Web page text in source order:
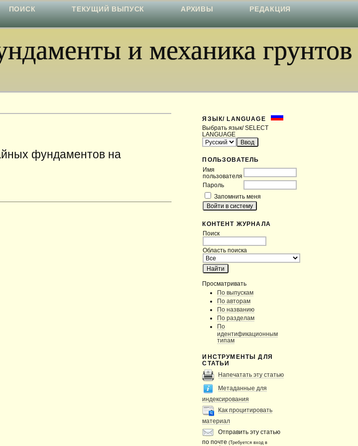
и механика грунтов
ЯЗЫК/ LANGUAGE
Выбрать язык/ SELECT
LANGUAGE
ПОЛЬЗОВАТЕЛЬ
Имя
пользователя
Пароль
Запомнить меня
КОНТЕНТ ЖУРНАЛА
Поиск
Область поиска
Просматривать
По выпускам
По авторам
По названию
По разделам
По
идентификационным
типам
ИНСТРУМЕНТЫ ДЛЯ
СТАТЬИ
Напечатать эту статью
Метаданные для
индексирования
Как процитировать
материал
Отправить эту статью
по почте(Требуется вход в
ПОИСК ТЕКУЩИЙ ВЫПУСК АРХИВЫ
РЕДАКЦИЯ
фундаментов на